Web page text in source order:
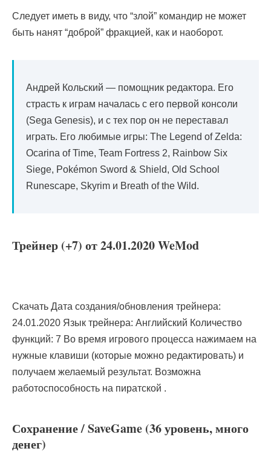
Следует иметь в виду, что “злой” командир не может
быть нанят “доброй” фракцией, как и наоборот.
Андрей Кольский — помощник редактора. Его
страсть к играм началась с его первой консоли
(Sega Genesis), и с тех пор он не переставал
играть. Его любимые игры: The Legend of Zelda:
Ocarina of Time, Team Fortress 2, Rainbow Six
Siege, Pokémon Sword & Shield, Old School
Runescape, Skyrim и Breath of the Wild.
Трейнер (+7) от 24.01.2020 WeMod
Скачать Дата создания/обновления трейнера:
24.01.2020 Язык трейнера: Английский Количество
функций: 7 Во время игрового процесса нажимаем на
нужные клавиши (которые можно редактировать) и
получаем желаемый результат. Возможна
работоспособность на пиратской .
Сохранение / SaveGame (36 уровень, много
денег)